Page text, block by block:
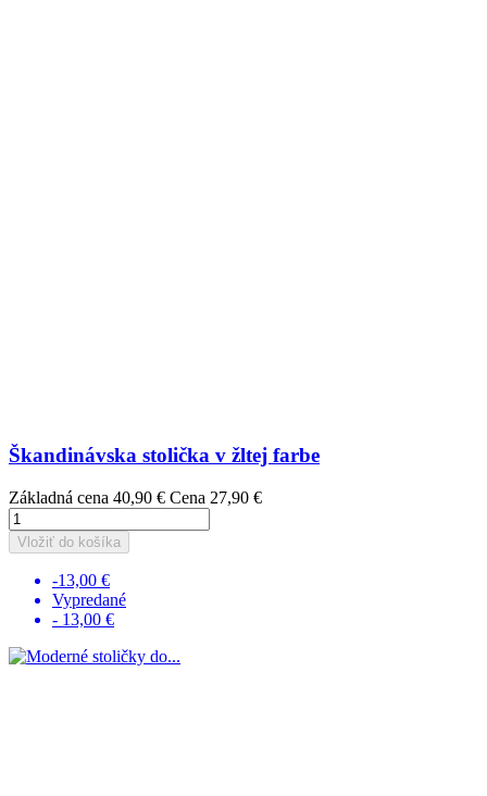
Škandinávska stolička v žltej farbe
Základná cena 40,90 € Cena 27,90 €
Vložiť do košíka
-13,00 €
Vypredané
- 13,00 €